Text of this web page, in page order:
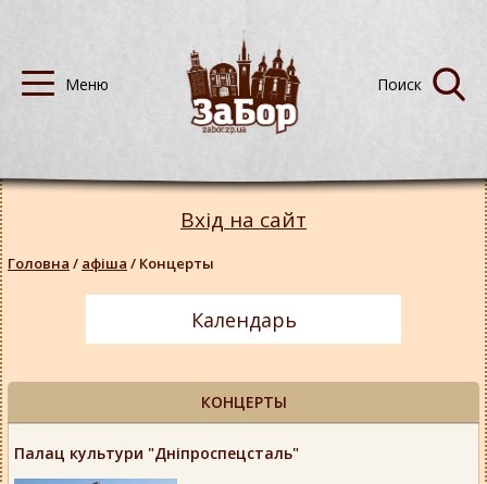
КОНЦЕРТЫ
Палац культури "Дніпроспецсталь"
Вхід на сайт
Головна / афіша / Концерты
Календарь